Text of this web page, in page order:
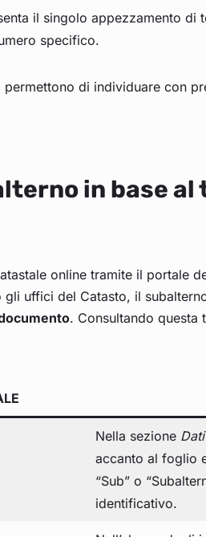
il singolo appezzamento di
specifico.
di individuare con
in base al
online tramite il portale
uffici del Catasto, il
. Consultando questa
Nella sezione
accanto al foglio
“Sub” o
identificativo.